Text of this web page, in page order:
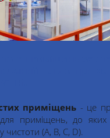
приміщень - це
приміщень, до яких
чистоти (A, B, C, D).
приміщень за